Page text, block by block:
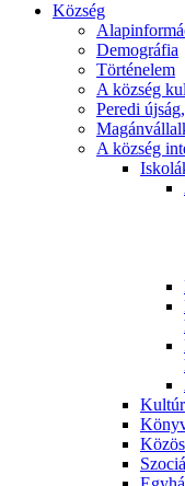
Község
Demográfia
Történelem
A község
Peredi
A község